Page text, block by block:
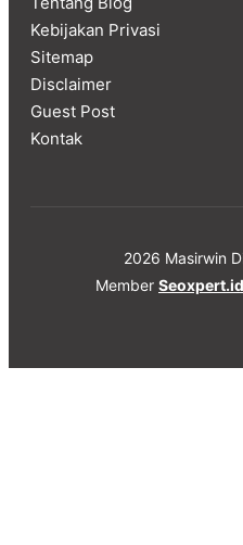
Kebijakan Privasi
Sitemap
Disclaimer
Guest Post
Kontak
2026 Masirwin
Member Seoxpert.id